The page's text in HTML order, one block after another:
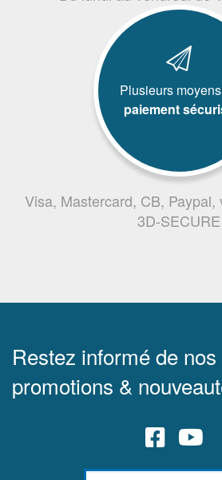
Plusieurs
paiement
Visa, Mastercard, CB, Paypal,
3D-SECURE
Restez informé de
promotions &